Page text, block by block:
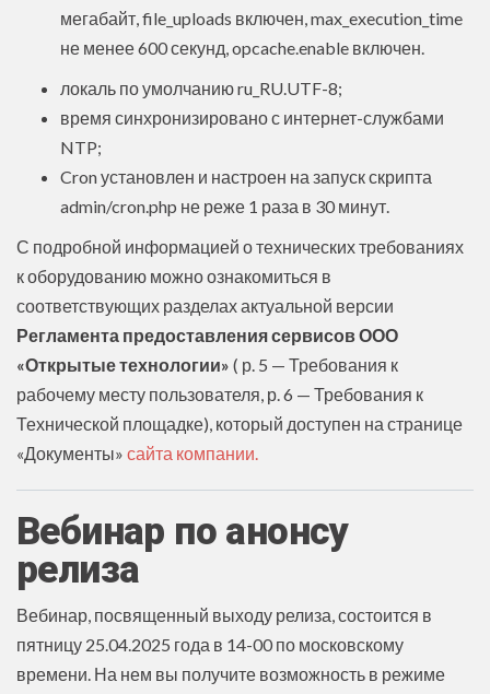
мегабайт, file_uploads включен, max_execution_time
не менее 600 секунд, opcache.enable включен.
локаль по умолчанию ru_RU.UTF-8;
время синхронизировано с интернет-службами
NTP;
Cron установлен и настроен на запуск скрипта
admin/cron.php не реже 1 раза в 30 минут.
С подробной информацией о технических требованиях
к оборудованию можно ознакомиться в
соответствующих разделах актуальной версии
Регламента предоставления сервисов ООО
«Открытые технологии» ( р. 5 — Требования к
рабочему месту пользователя, р. 6 — Требования к
Технической площадке), который доступен на странице
«Документы» сайта компании.
Вебинар по анонсу
релиза
Вебинар, посвященный выходу релиза, состоится в
пятницу 25.04.2025 года в 14-00 по московскому
времени. На нем вы получите возможность в режиме